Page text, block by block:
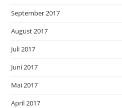
September 2017
August 2017
Juli 2017
Juni 2017
Mai 2017
April 2017